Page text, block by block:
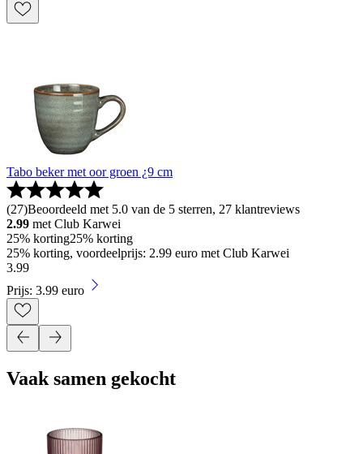
Tabo beker met oor groen ¿9 cm
(27)Beoordeeld met 5.0 van de 5 sterren, 27 klantreviews
2.99 met Club Karwei
25% korting25% korting
25% korting, voordeelprijs: 2.99 euro met Club Karwei
3.99
Prijs: 3.99 euro
Vaak samen gekocht